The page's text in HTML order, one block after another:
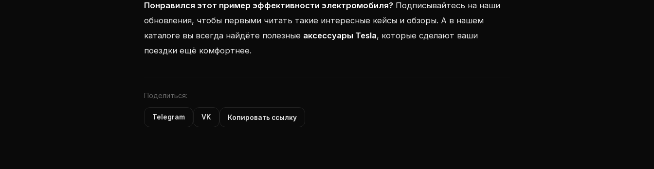
Понравился этот пример эффективности электромобиля? Подписывайтесь на наши
обновления, чтобы первыми читать такие интересные кейсы и обзоры. А в нашем
каталоге вы всегда найдёте полезные аксессуары Tesla, которые сделают ваши
поездки ещё комфортнее.
Поделиться:
Telegram VK Копировать ссылку